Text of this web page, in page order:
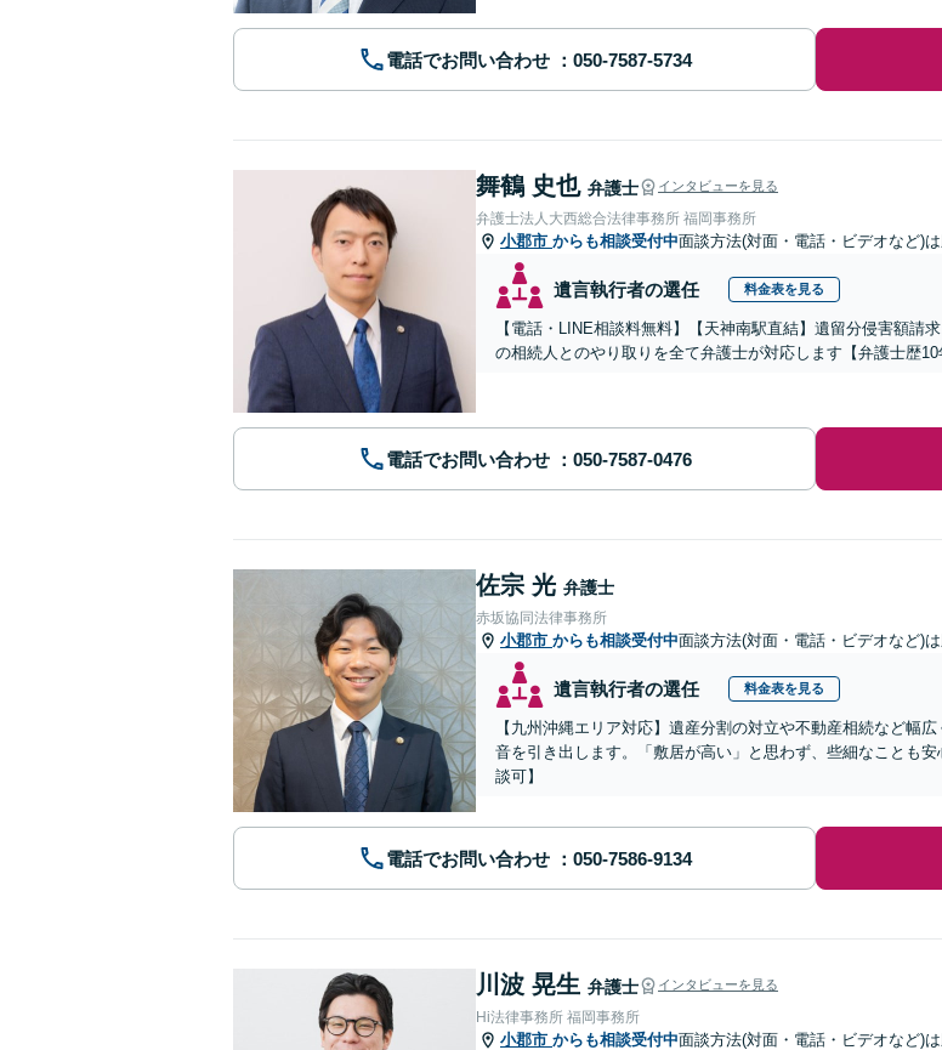
電話でお問い合わせ
舞鶴 史也 弁護士 インタビューを見る
弁護士法人大西総合法律事務所 福岡事務所
小郡市 からも相談受付中面談方法(対面・電話・ビデオなど)
遺言執行者の選任 料金表を見る
【電話・LINE相談料無料】【天神南駅直結】遺留分侵害額請
の相続人とのやり取りを全て弁護士が対応します【弁護士歴10
電話でお問い合わせ
佐宗 光 弁護士
赤坂協同法律事務所
小郡市 からも相談受付中面談方法(対面・電話・ビデオなど)
遺言執行者の選任 料金表を見る
【九州沖縄エリア対応】遺産分割の対立や不動産相続など幅
音を引き出します。「敷居が高い」と思わず、些細なことも
談可】
電話でお問い合わせ
川波 晃生 弁護士 インタビューを見る
Hi法律事務所 福岡事務所
小郡市 からも相談受付中面談方法(対面・電話・ビデオなど)